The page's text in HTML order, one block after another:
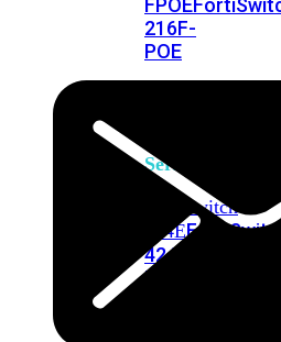
FPOE
216F-
POE
Series
FortiSwitch
424EFortiSwitch
424E-
POE